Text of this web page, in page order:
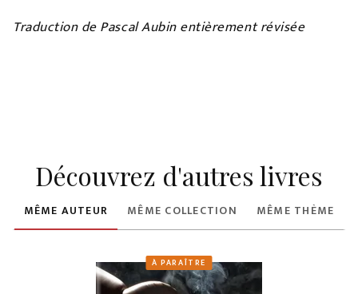
Traduction de Pascal Aubin entièrement révisée
Découvrez d'autres livres
MÊME AUTEUR MÊME COLLECTION MÊME THÈME
À PARAÎTRE